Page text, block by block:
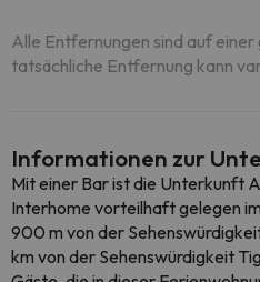
Alle Entfernungen sind auf
tatsächliche Entfernung kann
Informationen zur
Mit einer Bar ist die Unterkunft
Interhome vorteilhaft gelegen
900 m von der
km von der Sehenswürdigkeit